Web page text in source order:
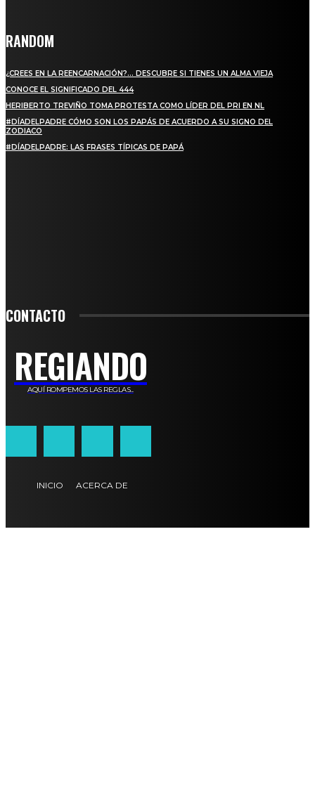
RANDOM
¿CREES EN LA REENCARNACIÓN?… DESCUBRE SI TIENES UN ALMA VIEJA
CONOCE EL SIGNIFICADO DEL 444
HERIBERTO TREVIÑO TOMA PROTESTA COMO LÍDER DEL PRI EN NL
#DÍADELPADRE CÓMO SON LOS PAPÁS DE ACUERDO A SU SIGNO DEL
ZODIACO
#DÍADELPADRE: LAS FRASES TÍPICAS DE PAPÁ
CONTACTO
REGIANDO
AQUÍ ROMPEMOS LAS REGLAS...
INICIO ACERCA DE